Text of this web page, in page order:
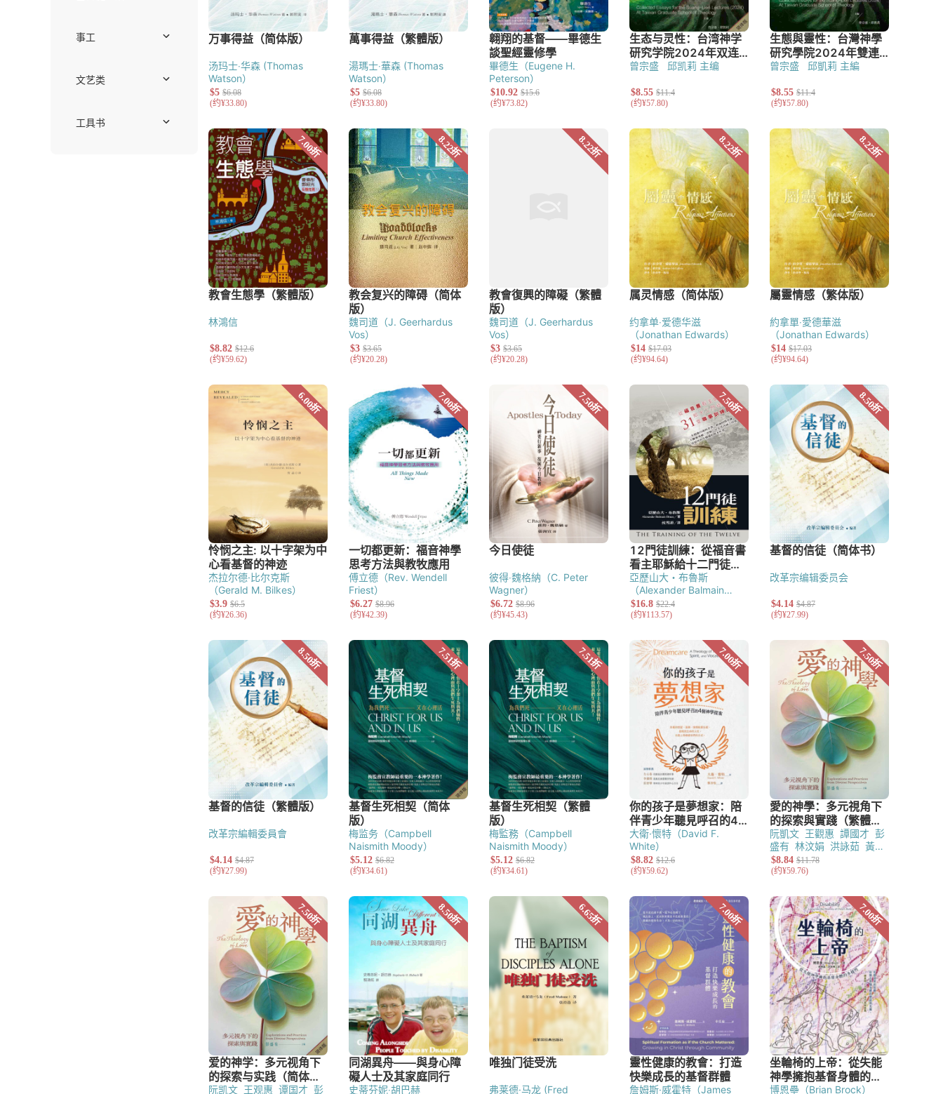
宗教改革
中世纪
基督徒生活
社会责任
崇拜、音乐与艺术
辅导
教会治理
讲道
基督教教育
小组与团契
门徒造就
福音布道
文艺类
儿童
青少年
诗歌
工具书
汤玛士‧华森 (Thomas
Watson）
湯瑪士‧華森 (Thomas
Watson）
畢德生（Eugene H.
Peterson）
曾宗盛 邱凯莉 主编 曾宗盛 邱凱莉 主編
林鴻信
魏司道（J. Geerhardus
Vos）
魏司道（J. Geerhardus
Vos）
约拿单‧爱德华滋
（Jonathan Edwards）
約拿單‧愛德華滋
（Jonathan Edwards）
杰拉尔德·比尔克斯
（Gerald M. Bilkes）
傅立德（Rev. Wendell
Friest）
彼得‧魏格納（C. Peter
Wagner）
亞歷山大・布魯斯
（Alexander Balmain
Bruce）
改革宗编辑委员会
改革宗編輯委員會
梅监务（Campbell
Naismith Moody）
梅監務（Campbell
Naismith Moody）
大衛·懷特（David F.
White）
阮凱文 王觀惠 譚國才 彭
盛有 林汶娟 洪詠茹 黃麗
慧
阮凯文 王观惠 谭国才 彭 史蒂芬妮‧胡巴赫 弗莱德·马龙 (Fred 詹姆斯·威霍特（James 博恩壘（Brian Brock）